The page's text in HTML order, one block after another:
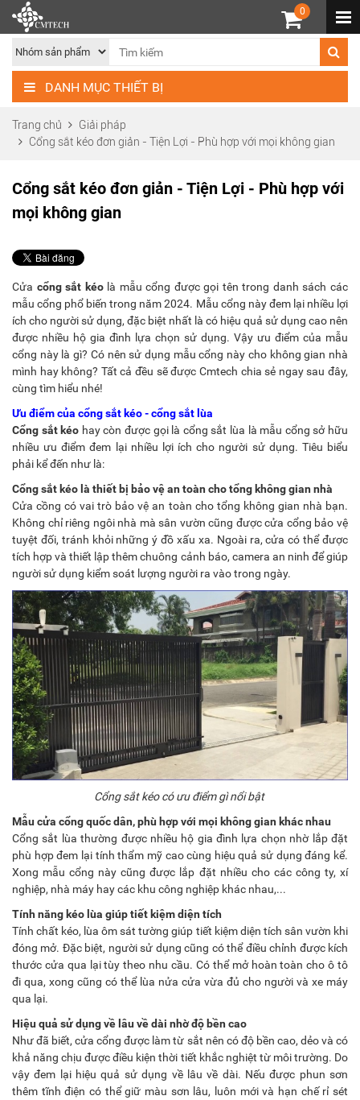
0
DANH MỤC THIẾT BỊ
Trang chủ
Giải pháp
Cổng sắt kéo đơn giản - Tiện Lợi - Phù hợp với mọi không gian
Cổng sắt kéo đơn giản - Tiện Lợi - Phù hợp với
mọi không gian
Cửa cổng sắt kéolà mẫu cổng được gọi tên trong danh sách các
mẫu cổng phổ biến trong năm 2024. Mẫu cổng này đem lại nhiều lợi
ích cho người sử dụng, đặc biệt nhất là có hiệu quả sử dụng cao nên
được nhiều hộ gia đình lựa chọn sử dụng. Vậy ưu điểm của mẫu
cổng này là gì? Có nên sử dụng mẫu cổng này cho không gian nhà
mình hay không? Tất cả đều sẽ được Cmtech chia sẻ ngay sau đây,
cùng tìm hiểu nhé!
Ưu điểm của cổng sắt kéo - cổng sắt lùa
Cổng sắt kéo hay còn được gọi là cổng sắt lùa là mẫu cổng sở hữu
nhiều ưu điểm đem lại nhiều lợi ích cho người sử dụng. Tiêu biểu
phải kể đến như là:
Cổng sắt kéo là thiết bị bảo vệ an toàn cho tổng không gian nhà
Cửa cồng có vai trò bảo vệ an toàn cho tổng không gian nhà bạn.
Không chỉ riêng ngôi nhà mà sân vườn cũng được cửa cổng bảo vệ
tuyệt đối, tránh khỏi những ý đồ xấu xa. Ngoài ra, cửa có thể được
tích hợp và thiết lập thêm chuông cảnh báo, camera an ninh để giúp
người sử dụng kiểm soát lượng người ra vào trong ngày.
Cổng sắt kéo có ưu điểm gì nổi bật
Mẫu cửa cổng quốc dân, phù hợp với mọi không gian khác nhau
Cổng sắt lùa thường được nhiều hộ gia đình lựa chọn nhờ lắp đặt
phù hợp đem lại tính thẩm mỹ cao cùng hiệu quả sử dụng đáng kể.
Xong mẫu cổng này cũng được lắp đặt nhiều cho các công ty, xí
nghiệp, nhà máy hay các khu công nghiệp khác nhau,...
Tính năng kéo lùa giúp tiết kiệm diện tích
Tính chất kéo, lùa ôm sát tường giúp tiết kiệm diện tích sân vườn khi
đóng mở. Đặc biệt, người sử dụng cũng có thể điều chỉnh được kích
thước cửa qua lại tùy theo nhu cầu. Có thể mở hoàn toàn cho ô tô
đi qua, xong cũng có thể lùa nửa cửa vừa đủ cho người và xe máy
qua lại.
Hiệu quả sử dụng về lâu về dài nhờ độ bền cao
Như đã biết, cửa cổng được làm từ sắt nên có độ bền cao, dẻo và có
khả năng chịu được điều kiện thời tiết khắc nghiệt từ môi trường. Do
vậy đem lại hiệu quả sử dụng về lâu về dài. Nếu được phun sơn
thêm tĩnh điện có thể giữ màu sơn lâu, luôn mới và hạn chế rỉ sét